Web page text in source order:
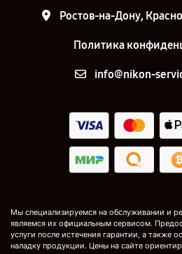
Ростов-на-Дону,
Политика
info@nikon-
Мы специализируемся на обслуживании и
являемся их официальным сервисом.
услуги после истечения гарантии, а также
наладку продукции. Цены на сайте